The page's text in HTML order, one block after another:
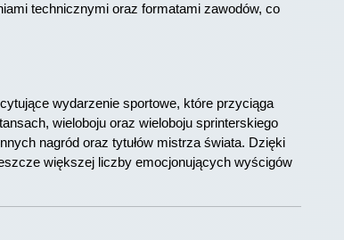
technicznymi oraz formatami zawodów, co
wydarzenie sportowe, które przyciąga
wieloboju oraz wieloboju sprinterskiego
nagród oraz tytułów mistrza świata. Dzięki
większej liczby emocjonujących wyścigów